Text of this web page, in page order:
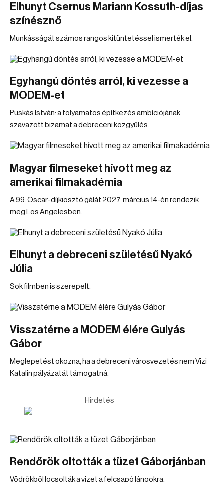
Elhunyt Csernus Mariann Kossuth-díjas
színésznő
Munkásságát számos rangos kitüntetéssel ismerték el.
Egyhangú döntés arról, ki vezesse a
MODEM-et
Puskás István: a folyamatos építkezés ambíciójának
szavazott bizamat a debreceni közgyűlés.
Magyar filmeseket hívott meg az
amerikai filmakadémia
A 99. Oscar-díjkiosztó gálát 2027. március 14-én rendezik
meg Los Angelesben.
Elhunyt a debreceni születésű Nyakó
Júlia
Sok filmben is szerepelt.
Visszatérne a MODEM élére Gulyás
Gábor
Meglepetést okozna, ha a debreceni városvezetés nem Vizi
Katalin pályázatát támogatná.
Hirdetés
Rendőrök oltották a tüzet Gáborjánban
Vödrökből locsolták a vizet a felcsapó lángokra.